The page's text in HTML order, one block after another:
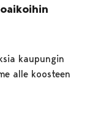
kaupungin
alle koosteen